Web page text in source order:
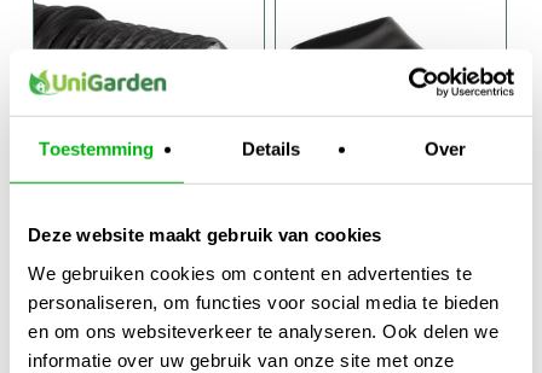
Toestemming Details Over
Deze website maakt gebruik van cookies
We gebruiken cookies om content en advertenties te
personaliseren, om functies voor social media te bieden
en om ons websiteverkeer te analyseren. Ook delen we
informatie over uw gebruik van onze site met onze
Combiconnect 5-
10 Meter
€11,10-
€79,95Prijsklasse:
Aquaking
vijverfolie
€8,95 -
€499,95Prijsklasse: